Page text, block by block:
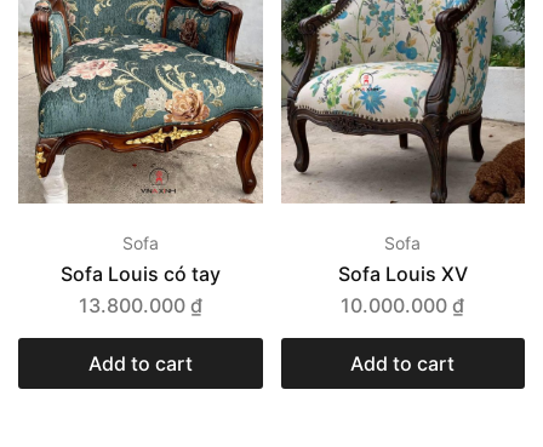
Sofa
Sofa Louis có tay
13.800.000 ₫
Add to cart
Sofa
Sofa Louis XV
10.000.000₫
Add to cart